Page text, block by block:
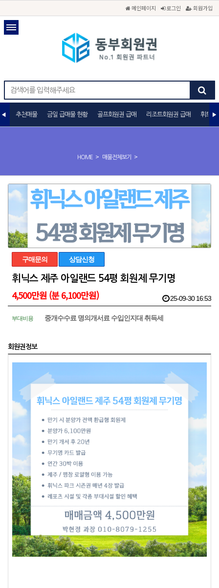
메인페이지 로그인 회원가입
HOME > 매물전체보기 >
추천매물 금일 급매물 현황 골프회원권 급매 리조트회원권 급매 휘트니
구매문의 상담신청
휘닉스 제주 아일랜드 54평 회원제 무기명
4,500만원 (분 6,100만원)
부대비용 중개수수료 명의개서료 수입인지대 취득세
25-09-30 16:53
회원권정보